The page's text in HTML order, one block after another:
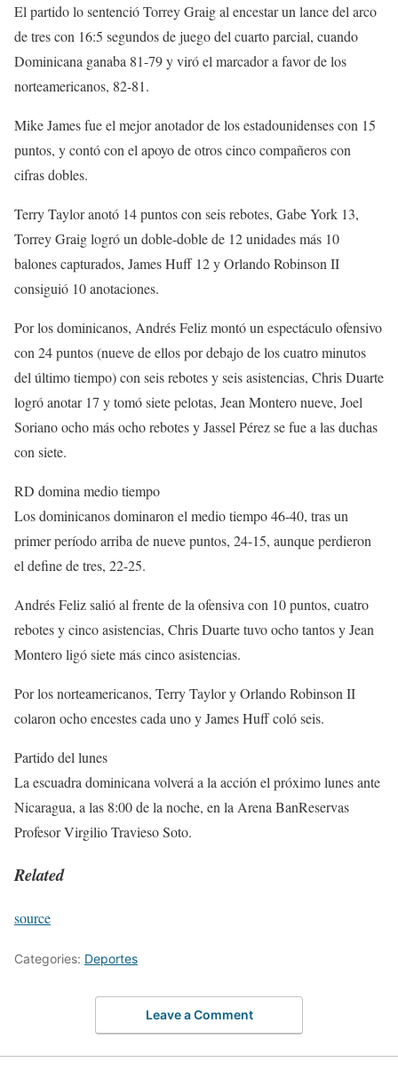
El partido lo sentenció Torrey Graig al encestar un lance del arco
de tres con 16:5 segundos de juego del cuarto parcial, cuando
Dominicana ganaba 81-79 y viró el marcador a favor de los
norteamericanos, 82-81.
Mike James fue el mejor anotador de los estadounidenses con 15
puntos, y contó con el apoyo de otros cinco compañeros con
cifras dobles.
Terry Taylor anotó 14 puntos con seis rebotes, Gabe York 13,
Torrey Graig logró un doble-doble de 12 unidades más 10
balones capturados, James Huff 12 y Orlando Robinson II
consiguió 10 anotaciones.
Por los dominicanos, Andrés Feliz montó un espectáculo ofensivo
con 24 puntos (nueve de ellos por debajo de los cuatro minutos
del último tiempo) con seis rebotes y seis asistencias, Chris Duarte
logró anotar 17 y tomó siete pelotas, Jean Montero nueve, Joel
Soriano ocho más ocho rebotes y Jassel Pérez se fue a las duchas
con siete.
RD domina medio tiempo
Los dominicanos dominaron el medio tiempo 46-40, tras un
primer período arriba de nueve puntos, 24-15, aunque perdieron
el define de tres, 22-25.
Andrés Feliz salió al frente de la ofensiva con 10 puntos, cuatro
rebotes y cinco asistencias, Chris Duarte tuvo ocho tantos y Jean
Montero ligó siete más cinco asistencias.
Por los norteamericanos, Terry Taylor y Orlando Robinson II
colaron ocho encestes cada uno y James Huff coló seis.
Partido del lunes
La escuadra dominicana volverá a la acción el próximo lunes ante
Nicaragua, a las 8:00 de la noche, en la Arena BanReservas
Profesor Virgilio Travieso Soto.
Related
source
Categories: Deportes
Leave a Comment